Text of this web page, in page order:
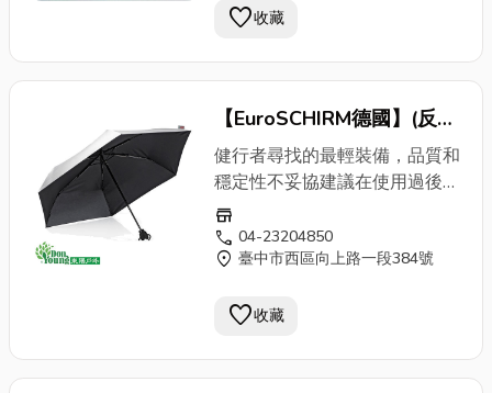
項:若傘骨不幸斷掉,請勿用手去
輕量且極堅固耐用傘布採用重量
固耐用易於操作且安全不夾手收
納：27.5cm展開：直徑98*長
58cm重量：175g因與實體店面
以及其他平台同步銷售，【商品
購買前，請先詢問是否有庫存
喔！】
favorite收藏
【EuroSCHIRM德國】(反
光)超輕量折疊傘(三節) 雨具
雨季 雨傘陽傘 傘袋 摺疊傘
輕量
健行者尋找的最輕裝備，品質和
穩定性不妥協建議在使用過後擦
拭、並保持乾燥，可延長雨
使用壽命。銀面
功能，獲得防曬係數UPF 50
材質：傘
布採用重量特別輕量但堅固的布
store
call 04-23204850
location_on 臺中市西區向上路一段384號
favorite收藏